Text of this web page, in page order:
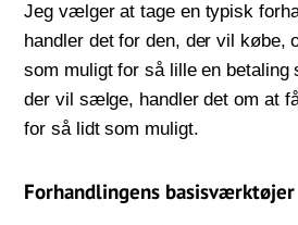
Jeg vælger at tage en typisk
handler det for den, der vil købe,
som muligt for så lille en betaling
der vil sælge, handler det om at
for så lidt som muligt.
Forhandlingens basisværktøjer